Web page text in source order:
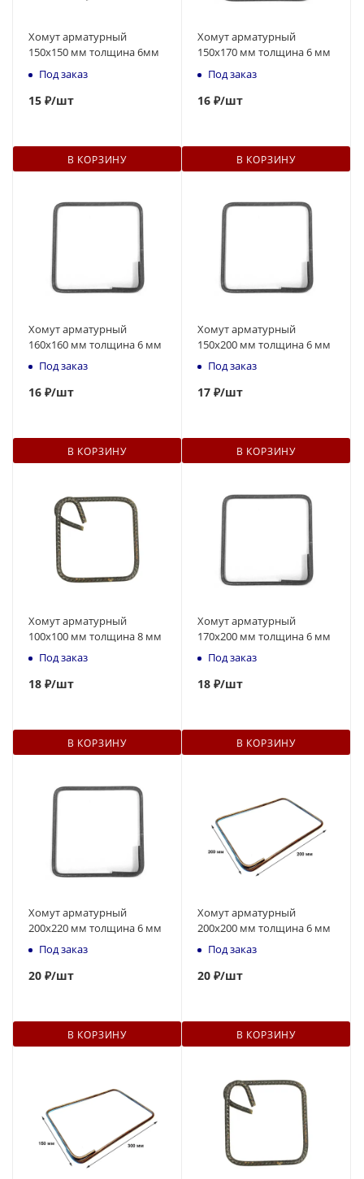
Хомут арматурный
150х150 мм толщина 6мм
Под заказ
15 ₽/шт
В КОРЗИНУ
Хомут арматурный
150х170 мм толщина 6 мм
Под заказ
16 ₽/шт
В КОРЗИНУ
Хомут арматурный
160х160 мм толщина 6 мм
Под заказ
16 ₽/шт
В КОРЗИНУ
Хомут арматурный
150х200 мм толщина 6 мм
Под заказ
17 ₽/шт
В КОРЗИНУ
Хомут арматурный
100х100 мм толщина 8 мм
Под заказ
18 ₽/шт
В КОРЗИНУ
Хомут арматурный
170х200 мм толщина 6 мм
Под заказ
18 ₽/шт
В КОРЗИНУ
Хомут арматурный
200х220 мм толщина 6 мм
Под заказ
20 ₽/шт
В КОРЗИНУ
Хомут арматурный
200х200 мм толщина 6 мм
Под заказ
20 ₽/шт
В КОРЗИНУ